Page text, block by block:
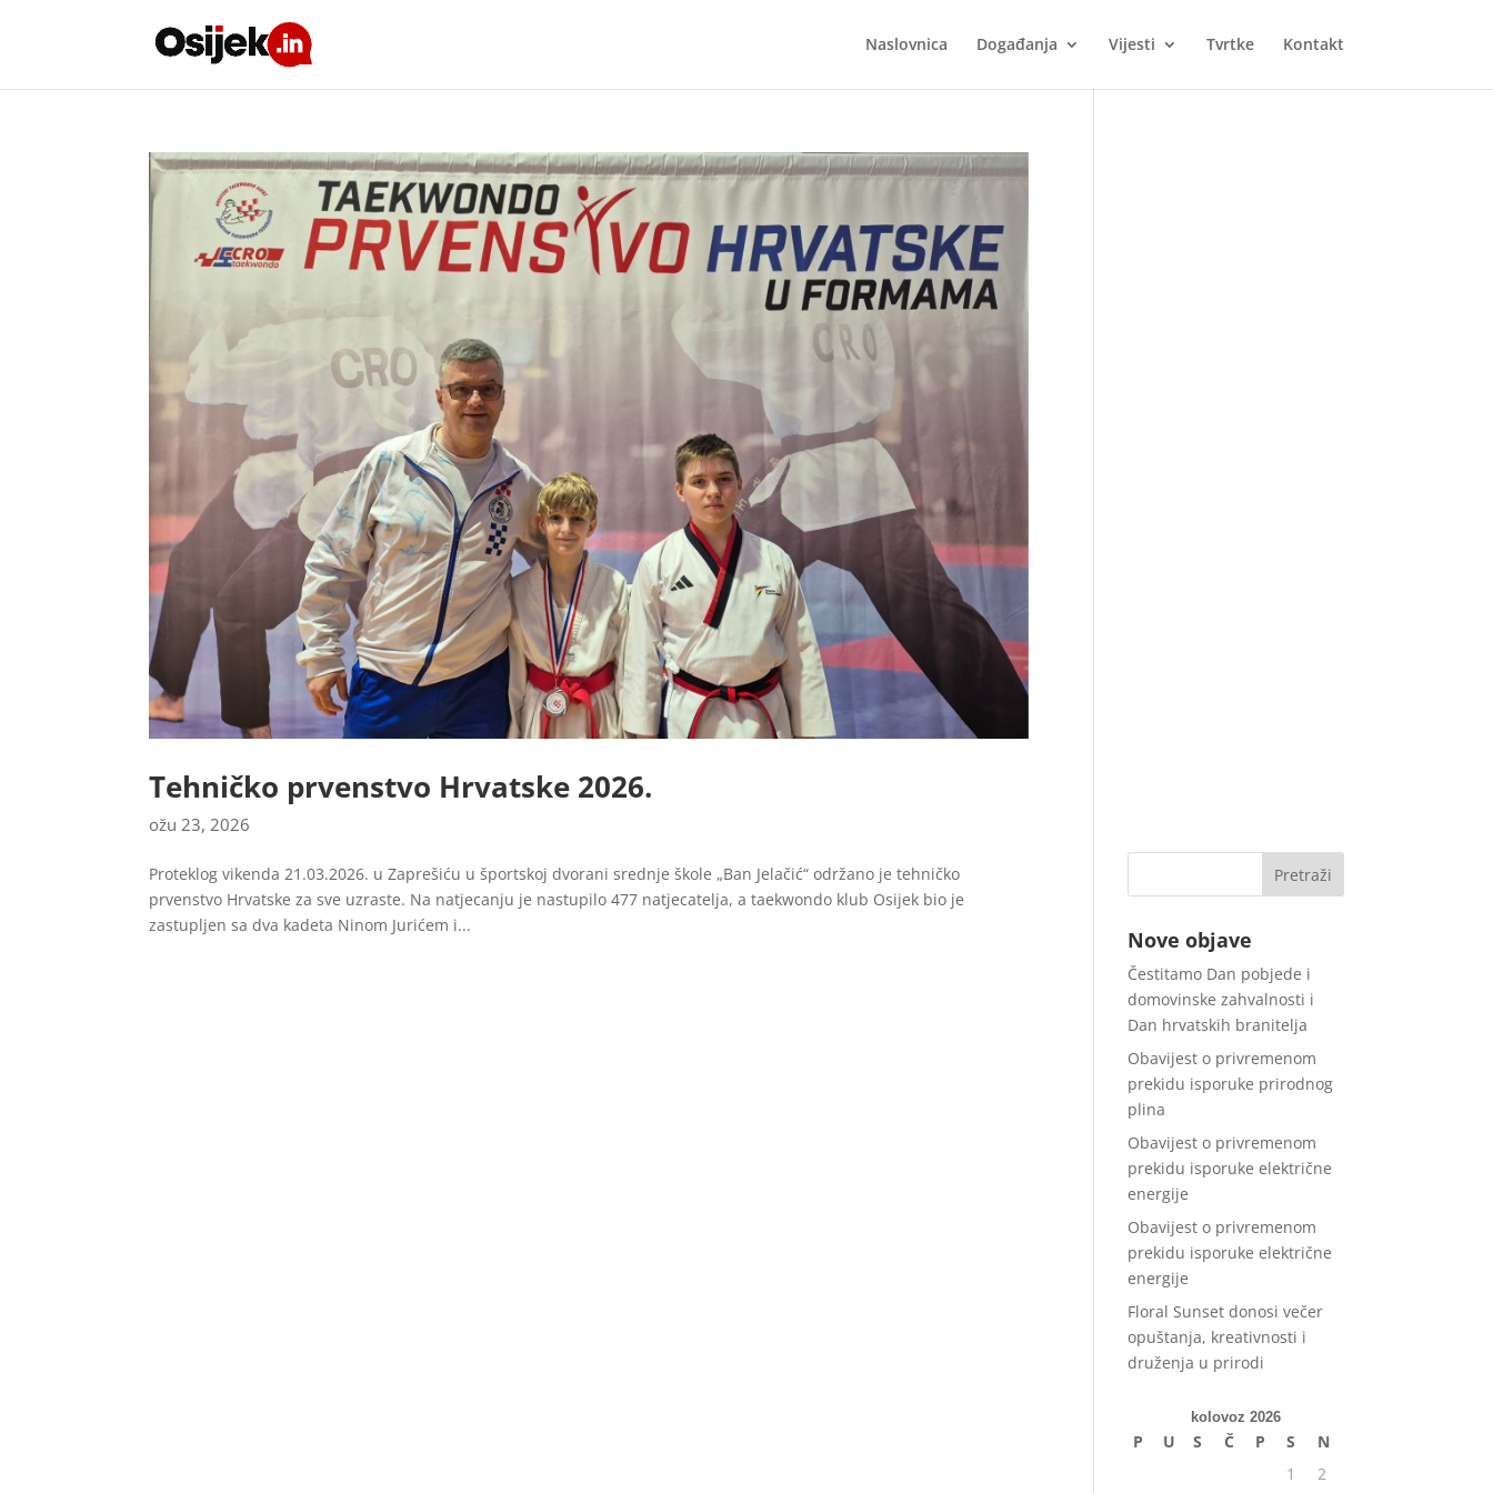
Naslovnica Događanja Vijesti Tvrtke Kontakt
Tehničko prvenstvo Hrvatske 2026.
ožu 23, 2026
Proteklog vikenda 21.03.2026. u Zaprešiću u športskoj dvorani srednje škole „Ban Jelačić“ održano je tehničko
prvenstvo Hrvatske za sve uzraste. Na natjecanju je nastupilo 477 natjecatelja, a taekwondo klub Osijek bio je
zastupljen sa dva kadeta Ninom Jurićem i...
Nove objave
Čestitamo Dan pobjede i
domovinske zahvalnosti i
Dan hrvatskih branitelja
Obavijest o privremenom
prekidu isporuke prirodnog
plina
Obavijest o privremenom
prekidu isporuke električne
energije
Obavijest o privremenom
prekidu isporuke električne
energije
Floral Sunset donosi večer
opuštanja, kreativnosti i
druženja u prirodi
kolovoz 2026
P U S Č P S
N
1
2